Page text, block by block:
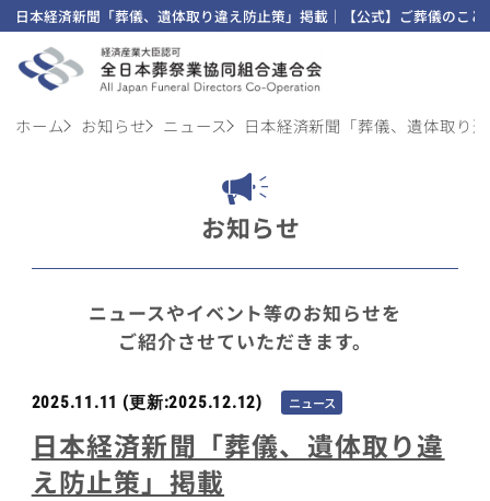
日本経済新聞「葬儀、遺体取り違え防止策」掲載｜【公式】ご葬儀のこ
ホーム お知らせ ニュース 日本経済新聞「葬儀、遺体取り
お知らせ
ニュースやイベント等のお知らせを
ご紹介させていただきます。
2025.11.11 (更新:2025.12.12) ニュース
日本経済新聞「葬儀、遺体取り違
え防止策」掲載